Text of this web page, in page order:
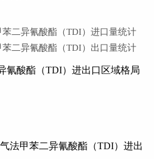
二异氰酸酯（TDI）进口量统计
二异氰酸酯（TDI）出口量统计
氰酸酯（TDI）进出口区域格局
法甲苯二异氰酸酯（TDI）进出